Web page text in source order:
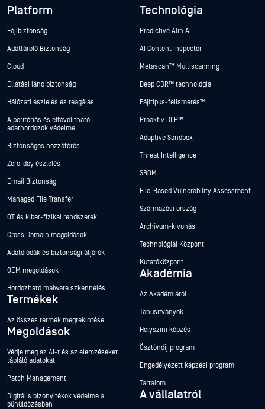
Platform
Fájlbiztonság
Adattároló Biztonság
Cloud
Ellátási lánc biztonság
Hálózati észlelés és reagálás
A perifériás és eltávolítható
adathordozók védelme
Biztonságos hozzáférés
Zero-day észlelés
Email Biztonság
Managed File Transfer
OT és kiber-fizikai rendszerek
Cross Domain megoldások
Adatdiódák és biztonsági átjárók
OEM megoldások
Hordozható malware szkennelés
Termékek
Az összes termék megtekintése
Megoldások
Védje meg az AI-t és az elemzéseket
tápláló adatokat
Patch Management
Digitális bizonyítékok védelme a
bűnüldözésben
Technológia
Predictive Alin AI
AI Content Inspector
Metascan™ Multiscanning
Deep CDR™ technológia
Fájltípus-felismerés™
Proaktív DLP™
Adaptive Sandbox
Threat Intelligence
SBOM
File-Based Vulnerability Assessment
Származási ország
Archívum-kivonás
Technológiai Központ
Kutatóközpont
Akadémia
Az Akadémiáról
Tanúsítványok
Helyszíni képzés
Ösztöndíj program
Engedélyezett képzési program
Tartalom
A vállalatról